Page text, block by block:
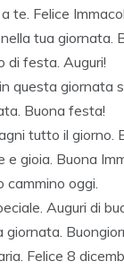
te. Felice
tua giornata.
di festa. Auguri!
questa giornata
Buona festa!
tutto il giorno.
gioia. Buona
cammino oggi.
Auguri di
giornata.
Felice 8